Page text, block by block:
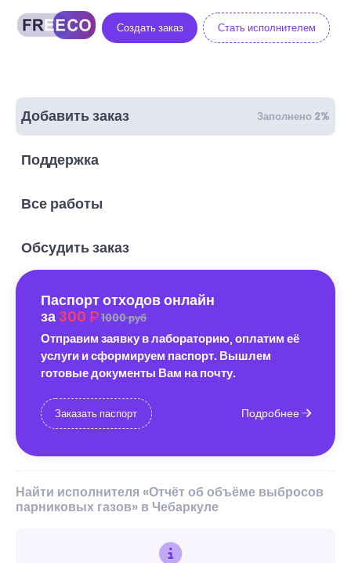
Создать заказ Стать исполнителем
Добавить заказ Заполнено 2%
Поддержка
Все работы
Обсудить заказ
Паспорт отходов онлайн
за 300 1000 руб
Отправим заявку в лабораторию, оплатим её
услуги и сформируем паспорт. Вышлем
готовые документы Вам на почту.
Заказать паспорт Подробнее
Найти исполнителя «Отчёт об объёме выбросов
парниковых газов» в Чебаркуле